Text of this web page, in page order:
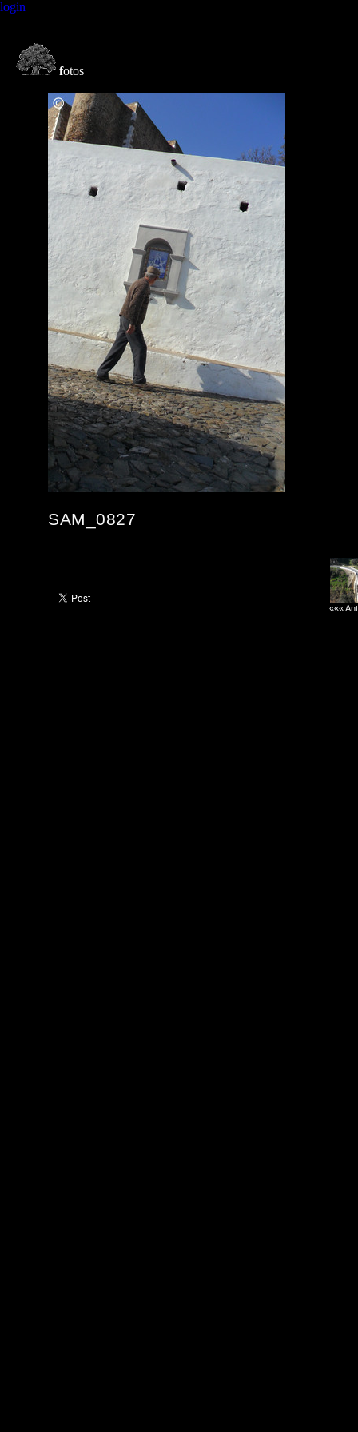
login
fotos
SAM_0827
«««